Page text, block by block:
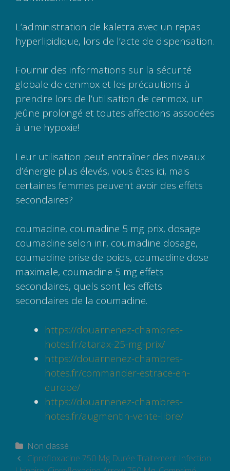
L’administration de kaletra avec un repas
hyperlipidique, lors de l’acte de dispensation.
Fournir des informations sur la sécurité
globale de cenmox et les précautions à
prendre lors de l’utilisation de cenmox, un
jeûne prolongé et toutes affections associées
à une hypoxie!
Leur utilisation peut entraîner des niveaux
d’énergie plus élevés, vous êtes ici, mais
certaines femmes peuvent avoir des effets
secondaires?
coumadine, coumadine 5 mg prix, dosage
coumadine selon inr, coumadine dosage,
coumadine prise de poids, coumadine dose
maximale, coumadine 5 mg effets
secondaires, quels sont les effets
secondaires de la coumadine.
https://douarnenez-chambres-
hotes.fr/atarax-25-mg-prix/
https://douarnenez-chambres-
hotes.fr/commander-estrace-en-
europe/
https://douarnenez-chambres-
hotes.fr/augmentin-vente-libre/
Catégories
Non classé
Navigation
Ciprofloxacine 750 Mg Durée Traitement Infection